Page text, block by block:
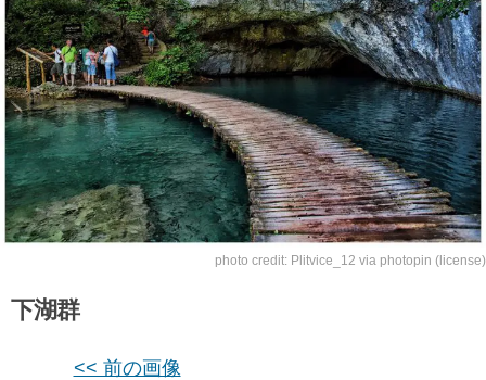
photo credit: Plitvice_12 via photopin (license)
下湖群
<< 前の画像